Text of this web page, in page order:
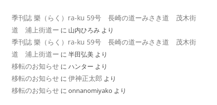
季刊誌 樂（らく）ra-ku 59号 長崎の道ーみさき道 茂木街
道 浦上街道ー に 山内ひろみ より
季刊誌 樂（らく）ra-ku 59号 長崎の道ーみさき道 茂木街
道 浦上街道ー に 半田弘美 より
移転のお知らせ に ハンター より
移転のお知らせ に 伊神正太郎 より
移転のお知らせ に onnanomiyako より